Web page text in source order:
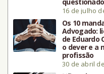
questionado
16 de julho
Os 10
Advogado:
de Eduardo
o dever e a
profissão
30 de abril